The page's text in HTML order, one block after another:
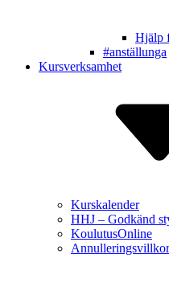
Hjälp
#anställunga
Kursverksamhet
Kurskalender
HHJ – Godkänd
Koulutus­Online
Annulle­ringsvillkor